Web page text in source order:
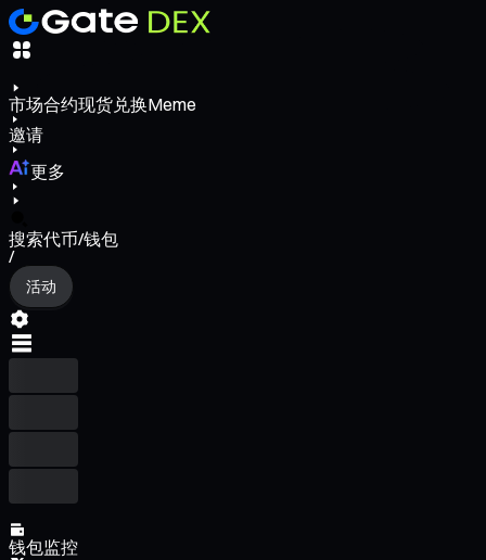
市场合约现货兑换Meme
邀请
更多
搜索代币/钱包
/
活动
钱包监控